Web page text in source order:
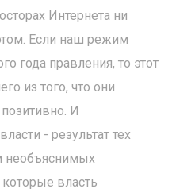
Интернета ни
Если наш режим
года правления, то этот
из того, что они
И
- результат тех
необъяснимых
власть